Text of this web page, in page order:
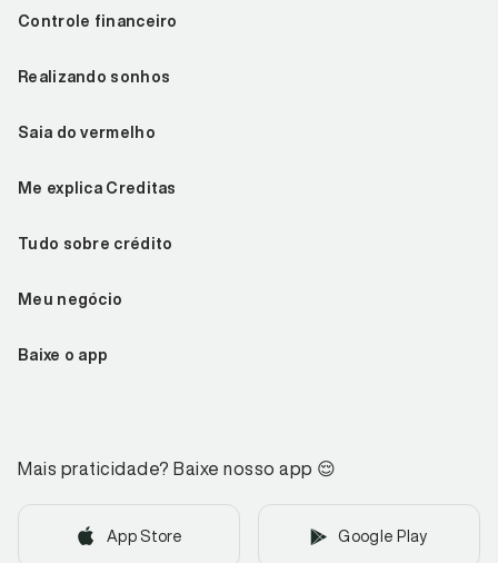
Controle financeiro
Realizando sonhos
Saia do vermelho
Me explica Creditas
Tudo sobre crédito
Meu negócio
Baixe o app
Mais praticidade? Baixe nosso app 😌
App Store Google Play